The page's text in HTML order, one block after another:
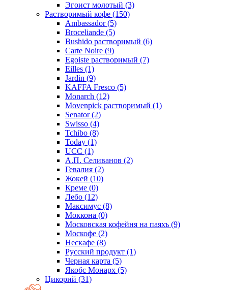
Эгоист молотый (3)
Растворимый кофе (150)
Ambassador(5)
Broceliande (5)
Bushido растворимый (6)
Carte Noire (9)
Egoiste растворимый (7)
Eilles (1)
Jardin (9)
KAFFA Fresco (5)
Monarch (12)
Movenpick растворимый (1)
Senator(2)
Swisso (4)
Tchibo (8)
Today (1)
UCC (1)
А.П. Селиванов (2)
Гевалия (2)
Жокей (10)
Креме (0)
Лебо (12)
Максимус (8)
Моккона (0)
Московская кофейня на паяхъ (9)
Москофе (2)
Нескафе (8)
Русский продукт (1)
Черная карта (5)
Якобс Монарх (5)
Цикорий (31)